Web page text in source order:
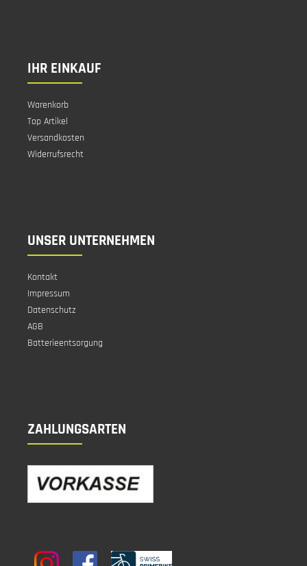
IHR EINKAUF
Warenkorb
Top Artikel
Versandkosten
Widerrufsrecht
UNSER UNTERNEHMEN
Kontakt
Impressum
Datenschutz
AGB
Batterieentsorgung
ZAHLUNGSARTEN